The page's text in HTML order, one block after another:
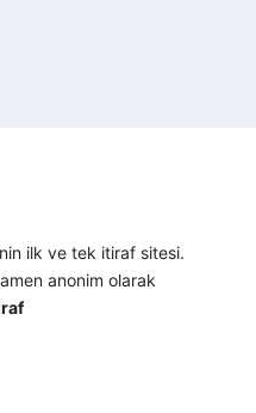
ilk ve tek itiraf sitesi.
anonim olarak